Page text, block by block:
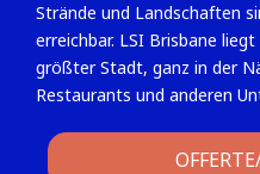
Strände und Landschaften
erreichbar. LSI Brisbane
größter Stadt, ganz in der
Restaurants und anderen